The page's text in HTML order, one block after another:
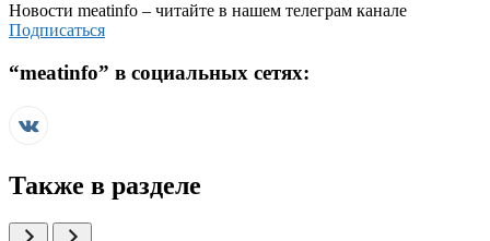
Новости meatinfo – читайте в нашем телеграм канале
Подписаться
“meatinfo” в социальных сетях:
Также в разделе